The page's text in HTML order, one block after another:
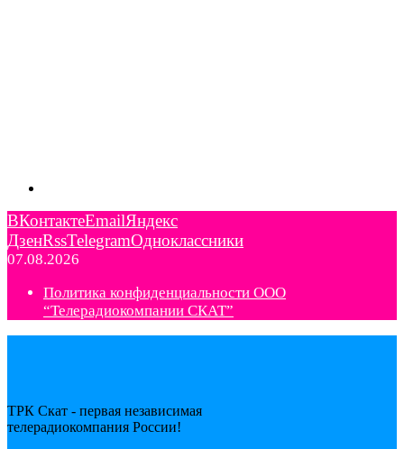
ВКонтактеEmailЯндекс
ДзенRssTelegramОдноклассники
07.08.2026
Политика конфиденциальности ООО
“Телерадиокомпании СКАТ”
ТРК Скат - первая независимая
телерадиокомпания Роcсии!